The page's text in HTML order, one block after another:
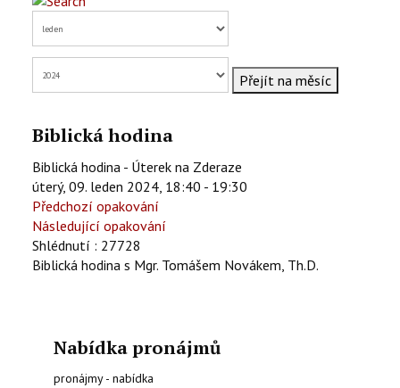
KONTAKTY
EN
Přejít na měsíc
Biblická hodina
Biblická hodina - Úterek na Zderaze
úterý, 09. leden 2024, 18:40 - 19:30
Předchozí opakování
Následující opakování
Shlédnutí : 27728
Biblická hodina s Mgr. Tomášem Novákem, Th.D.
Nabídka pronájmů
pronájmy - nabídka